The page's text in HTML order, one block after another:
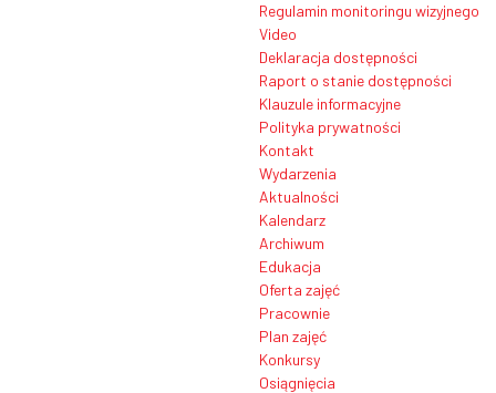
Regulamin monitoringu wizyjnego
Video
Deklaracja dostępności
Raport o stanie dostępności
Klauzule informacyjne
Polityka prywatności
Kontakt
Wydarzenia
Aktualności
Kalendarz
Archiwum
Edukacja
Oferta zajęć
Pracownie
Plan zajęć
Konkursy
Osiągnięcia